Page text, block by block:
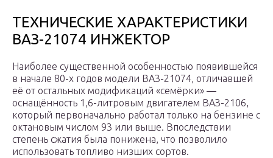
ТЕХНИЧЕСКИЕ ХАРАКТЕРИСТИКИ
ВАЗ-21074 ИНЖЕКТОР
Наиболее существенной особенностью появившейся
в начале 80-х годов модели ВАЗ-21074, отличавшей
её от остальных модификаций «семёрки» —
оснащённость 1,6-литровым двигателем ВАЗ-2106,
который первоначально работал только на бензине с
октановым числом 93 или выше. Впоследствии
степень сжатия была понижена, что позволило
использовать топливо низших сортов.